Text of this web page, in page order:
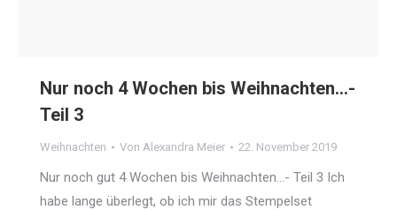
Nur noch 4 Wochen bis Weihnachten…-
Teil 3
Weihnachten Von Alexandra Meier 22. November 2019
Nur noch gut 4 Wochen bis Weihnachten…- Teil 3 Ich
habe lange überlegt, ob ich mir das Stempelset